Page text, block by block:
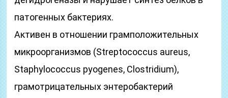
патогенных бактериях.
Активен в отношении грамположительных
микроорганизмов (Streptococcus aureus,
Staphylococcus pyogenes, Clostridium),
грамотрицательных энтеробактерий